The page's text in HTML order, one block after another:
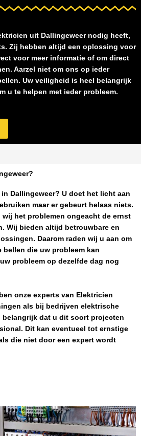
uit Dallingeweer nodig heeft,
Zij hebben altijd een oplossing voor
voor meer informatie of om direct
Aarzel niet om ons op ieder
Uw veiligheid is heel belangrijk
u te helpen met ieder probleem.
in Dallingeweer? U doet het licht aan
maar er gebeurt helaas niets.
wij het problemen ongeacht de ernst
Wij bieden altijd betrouwbare en
Daarom raden wij u aan om
die uw probleem kan
probleem op dezelfde dag nog
onze experts van Elektricien
als bij bedrijven elektrische
belangrijk dat u dit soort projecten
Dit kan eventueel tot ernstige
die niet door een expert wordt